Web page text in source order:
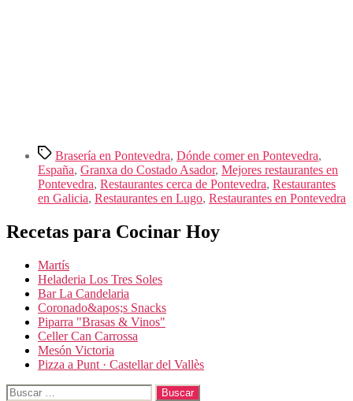
Etiquetas
Brasería en Pontevedra, Dónde comer en Pontevedra,
España, Granxa do Costado Asador, Mejores restaurantes en
Pontevedra, Restaurantes cerca de Pontevedra, Restaurantes
en Galicia, Restaurantes en Lugo, Restaurantes en Pontevedra
Recetas para Cocinar Hoy
Martís
Heladeria Los Tres Soles
Bar La Candelaria
Coronado&apos;s Snacks
Piparra "Brasas & Vinos"
Celler Can Carrossa
Mesón Victoria
Pizza a Punt · Castellar del Vallès
Buscar: